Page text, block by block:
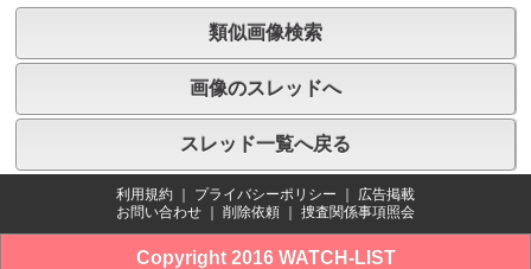
類似画像検索
画像のスレッドへ
スレッド一覧へ戻る
利用規約 プライバシーポリシー
広告掲載
お問い合わせ
削除依頼 捜査関係事項照会
Copyright 2016 WATCH-LIST